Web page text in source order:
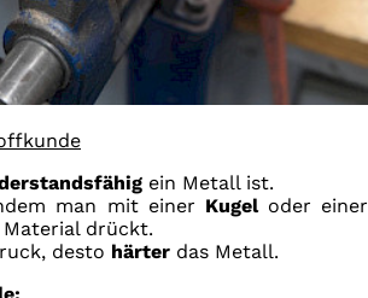
ein Metall ist.
man mit einer Kugeloder einer
Material drückt.
desto härter das Metall.